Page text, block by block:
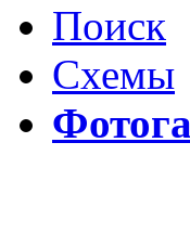
Поиск
Схемы